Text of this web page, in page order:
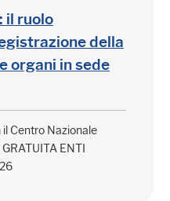
il ruolo
della
organi in sede
Centro Nazionale
ENTI